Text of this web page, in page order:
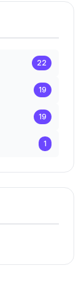
22
19
19
1